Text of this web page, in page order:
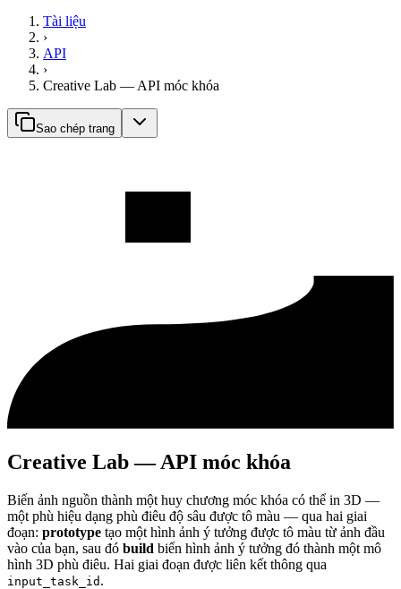
Tài liệu
›
API
›
Creative Lab — API móc khóa
Sao chép trang
Creative Lab — API móc khóa
Biến ảnh nguồn thành một huy chương móc khóa có thể in 3D —
một phù hiệu dạng phù điêu độ sâu được tô màu — qua hai giai
đoạn: prototype tạo một hình ảnh ý tưởng được tô màu từ ảnh đầu
vào của bạn, sau đó build biến hình ảnh ý tưởng đó thành một mô
hình 3D phù điêu. Hai giai đoạn được liên kết thông qua
input_task_id .